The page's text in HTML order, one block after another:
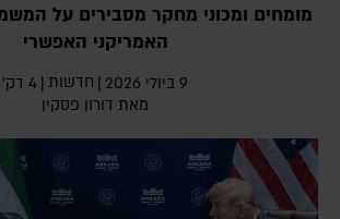
מומחים ומכוני מחקר מסבירים על
האמריקני האפשרי
9 ביולי 2026 | חדשות | 4 דק׳
מאת דורון פסקין